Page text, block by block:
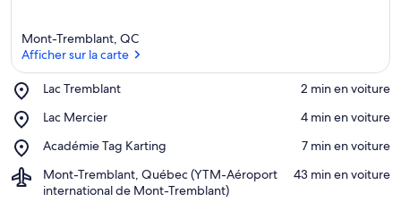
Mont-Tremblant, QC
Afficher sur la carte
Lac Tremblant
Place,
Tremblant
‪2 min en voiture‬
Lac Mercier
Place,
Mercier
‪4 min en voiture‬
Académie Tag Karting
Place,
Tag
Karting
‪7 min en voiture‬
Mont-Tremblant, Québec (YTM-Aéroport
international de Mont-Tremblant)
Airport,
Mont-
‪43 min en voiture‬